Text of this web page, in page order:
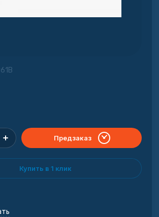
Предзаказ
Купить в 1 клик